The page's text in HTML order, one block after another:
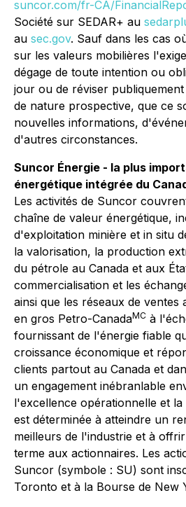
suncor.com/fr-CA/
Société sur SEDAR+ au
au sec.gov. Sauf dans les cas
sur les valeurs mobilières
dégage de toute intention ou
jour ou de réviser
de nature prospective, que ce
nouvelles informations,
d'autres circonstances.
Suncor Énergie - la plus
énergétique intégrée du
Les activités de Suncor
chaîne de valeur énergétique,
d'exploitation minière et in situ
la valorisation, la production
du pétrole au Canada et aux
commercialisation et les
ainsi que les réseaux de ventes
en gros Petro-CanadaMC à
fournissant de l'énergie fiable
croissance économique et
clients partout au Canada et
un engagement inébranlable
l'excellence opérationnelle et
est déterminée à atteindre un
meilleurs de l'industrie et à
terme aux actionnaires. Les
Suncor (symbole : SU) sont
Toronto et à la Bourse de New